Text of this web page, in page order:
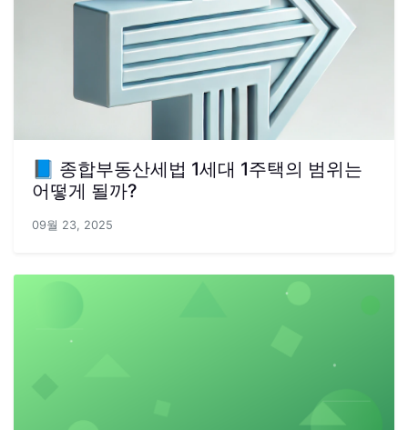
📘 종합부동산세법 1세대 1주택의 범위는
어떻게 될까?
09월 23, 2025